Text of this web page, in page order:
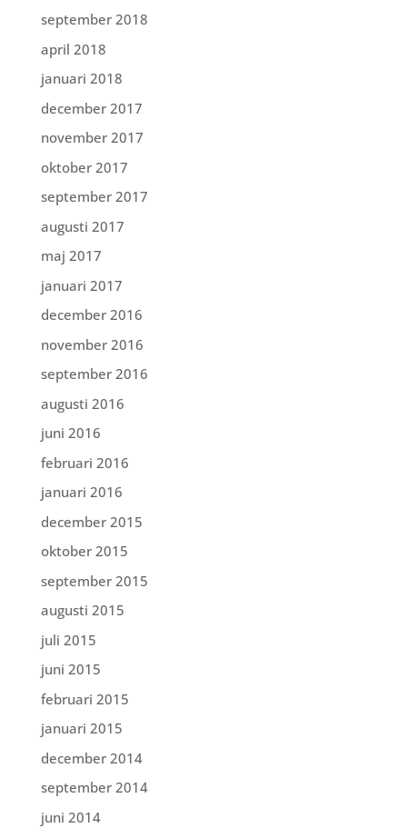
september 2018
april 2018
januari 2018
december 2017
november 2017
oktober 2017
september 2017
augusti 2017
maj 2017
januari 2017
december 2016
november 2016
september 2016
augusti 2016
juni 2016
februari 2016
januari 2016
december 2015
oktober 2015
september 2015
augusti 2015
juli 2015
juni 2015
februari 2015
januari 2015
december 2014
september 2014
juni 2014